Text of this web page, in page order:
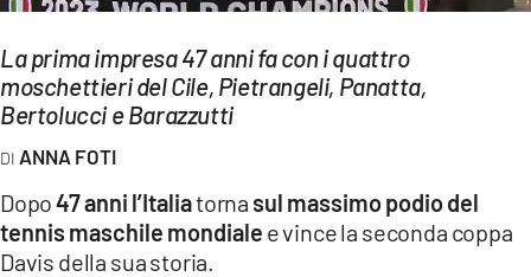
LAC NETWORK
LAC ONAIR
Network
LACPLAY.IT
La prima impresa 47 anni fa con i quattro
moschettieri del Cile, Pietrangeli, Panatta,
Bertolucci e Barazzutti
ANNA FOTI
Dopo47 anni l’Italiatorna sul massimo podio del
tennis maschile mondiale e vince la seconda coppa
Davis della sua storia.